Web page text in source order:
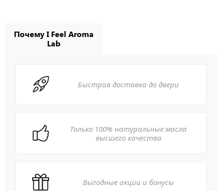
Почему I Feel Aroma
Lab
Быстрая доставка до двери
Только 100% натуральные масла
высшего качества
Выгодные акции и бонусы